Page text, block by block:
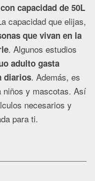
capacidad de 50L
capacidad que elijas,
que vivan en la
. Algunos estudios
adulto gasta
diarios. Además, es
niños y mascotas. Así
necesarios y
para ti.